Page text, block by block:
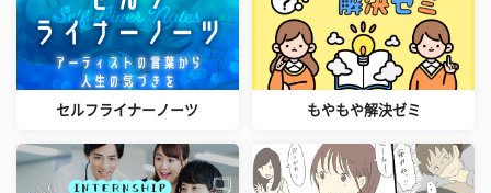
セルフライナーノーツ もやもや解決ゼミ